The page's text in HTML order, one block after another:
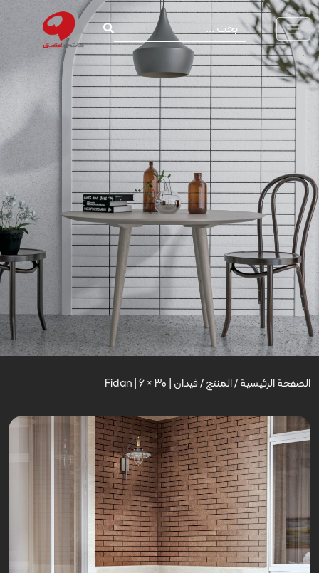
الصفحة الرئيسية/المنتج/فیدان | Fidan | 6 × 30